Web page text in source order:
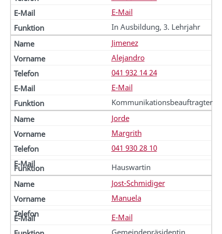
E-Mail
In Ausbildung, 3. Lehrjahr
Jimenez
Alejandro
041 932 14 24
E-Mail
Kommunikationsbeauftragter
Jorde
Margrith
041 930 28 10
Hauswartin
Jost-Schmidiger
Manuela
E-Mail